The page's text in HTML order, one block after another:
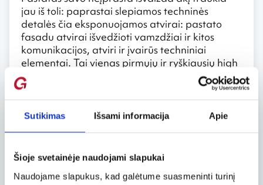
Sutikimas Išsami informacija Apie
Šioje svetainėje naudojami slapukai
Naudojame slapukus, kad galėtume suasmeninti turinį
jau iš toli: paprastai slepiamos techninės
detalės čia eksponuojamos atvirai: pastato
fasadu atvirai išvedžioti vamzdžiai ir kitos
komunikacijos, atviri ir įvairūs techniniai
elementai. Tai vienas pirmųjų ir ryškiausių high
tech stiliaus pavyzdžių. Jei vertinate modernųjį
meną, būtinai apsilankykite šiame pastate
muziejuje. Beje, tai didžiausias moderniojo